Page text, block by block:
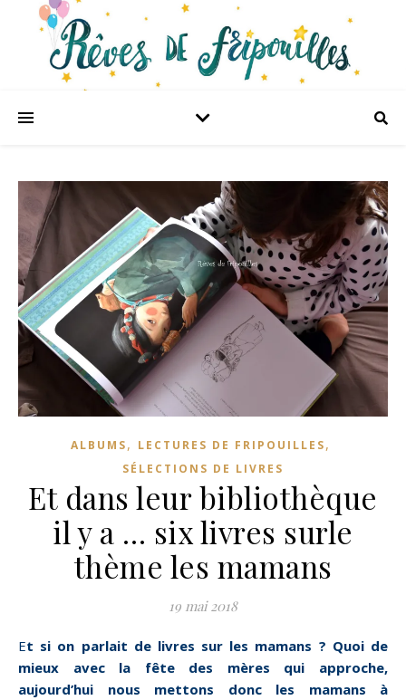
ALBUMS, LECTURES DE FRIPOUILLES,
SÉLECTIONS DE LIVRES
Et dans leur bibliothèque
il y a … six livres surle
thème les mamans
19 mai 2018
Et si on parlait de livres sur les mamans ? Quoi de
mieux avec la fête des mères qui approche,
aujourd’hui nous mettons donc les mamans à